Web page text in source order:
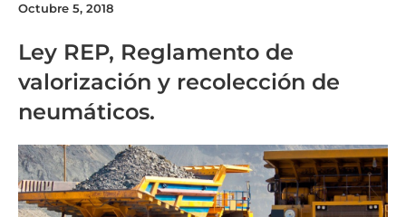
Octubre 5, 2018
Ley REP, Reglamento de
valorización y recolección de
neumáticos.